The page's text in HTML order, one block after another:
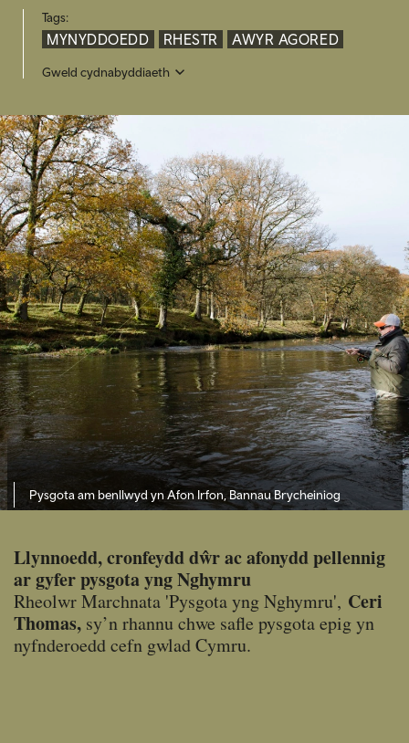
Tags:
MYNYDDOEDD RHESTR AWYR AGORED
Gweld cydnabyddiaeth
Pysgota am benllwyd yn Afon Irfon, Bannau Brycheiniog
Llynnoedd, cronfeydd dŵr ac afonydd pellennig
ar gyfer pysgota yng Nghymru
Rheolwr Marchnata 'Pysgota yng Nghymru', Ceri
Thomas, sy’n rhannu chwe safle pysgota epig yn
nyfnderoedd cefn gwlad Cymru.